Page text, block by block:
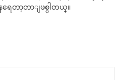
တာ့တာျဖစ္ပါတယ္။